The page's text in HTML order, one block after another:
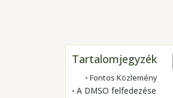
Tartalomjegyzék
Fontos Közlemény
A DMSO felfedezése